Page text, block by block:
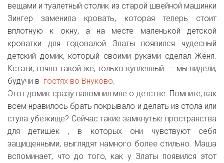
вещами и туалетный столик из старой швейной машинки
Зингер заменила кровать, которая теперь стоит
вплотную к окну, а на месте маленькой детской
кроватки для годовалой Златы появился чудесный
детский домик, который своими руками сделал Женя.
Кстати, точно такой же, только купленный — мы видели,
будучи в гостях во Внуково.
Этот домик сразу напомнил мне о детстве. Помните, как
всем нравилось брать покрывало и делать из стола или
стула убежище? Сейчас такие замкнутые пространства
для детишек , в которых они чувствуют себя
защищенными, выглядят намного более стильно. Маша
вспоминает, что до того, как у Златы появился этот